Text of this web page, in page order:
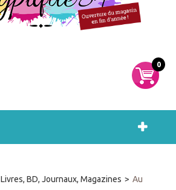
0
Livres, BD, Journaux, Magazines > Au